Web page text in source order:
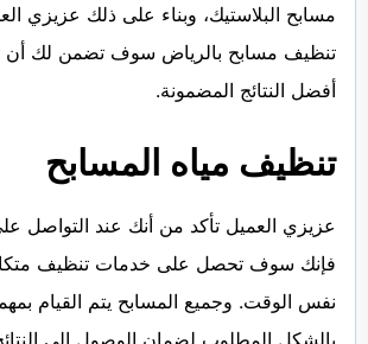
مسابح البلاستيك، وبناء على ذلك عزيزي
تنظيف مسابح بالرياض سوف تضمن لك
أفضل النتائج المضمونة.
تنظيف مياه المسابح
عزيزي العميل تأكد من أنك عند التواصل
فإنك سوف تحصل على خدمات تنظيف
نفس الوقت. وجميع المسابح يتم القيام
بالشكل المطلوب لضمان الوصول إلى